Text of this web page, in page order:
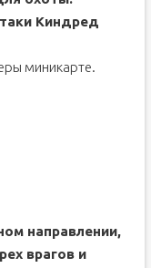
Киндред
миникарте.
направлении,
врагов и